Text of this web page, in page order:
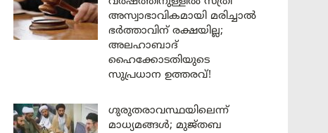
അസ്വാഭാവികമായി മരിച്ചാൽ
ഭർത്താവിന് രക്ഷയില്ല;
അലഹാബാദ്
ഹൈക്കോടതിയുടെ
സുപ്രധാന ഉത്തരവ്!
ഗുരുതരാവസ്ഥയിലെന്ന്
മാധ്യമങ്ങൾ; മുജ്തബ